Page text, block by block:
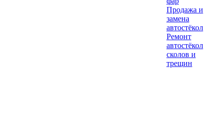
Продажа и
замена
автостёкол
Ремонт
автостёкол
сколов и
трещин